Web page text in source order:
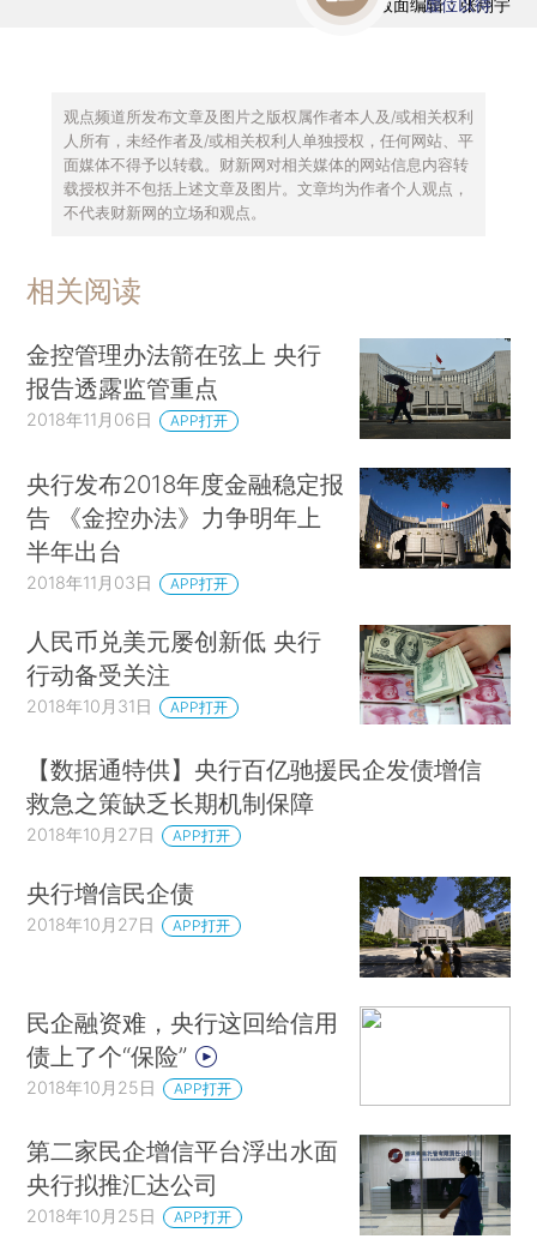
版面编辑：张翔宇
虚位以待
观点频道所发布文章及图片之版权属作者本人及/或相关权利
人所有，未经作者及/或相关权利人单独授权，任何网站、平
面媒体不得予以转载。财新网对相关媒体的网站信息内容转
载授权并不包括上述文章及图片。文章均为作者个人观点，
不代表财新网的立场和观点。
相关阅读
金控管理办法箭在弦上 央行
报告透露监管重点
2018年11月06日 APP打开
央行发布2018年度金融稳定报
告 《金控办法》力争明年上
半年出台
2018年11月03日 APP打开
人民币兑美元屡创新低 央行
行动备受关注
2018年10月31日 APP打开
【数据通特供】央行百亿驰援民企发债增信
救急之策缺乏长期机制保障
2018年10月27日 APP打开
央行增信民企债
2018年10月27日 APP打开
民企融资难，央行这回给信用
债上了个“保险”
2018年10月25日 APP打开
第二家民企增信平台浮出水面
央行拟推汇达公司
2018年10月25日 APP打开